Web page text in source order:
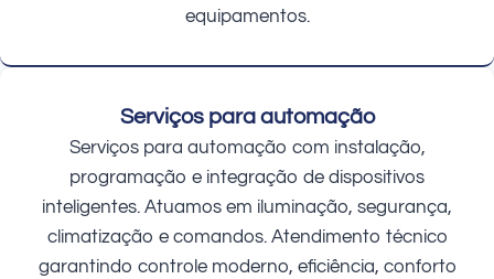
equipamentos.
Serviços para automação
Serviços para automação com instalação,
programação e integração de dispositivos
inteligentes. Atuamos em iluminação, segurança,
climatização e comandos. Atendimento técnico
garantindo controle moderno, eficiência, conforto